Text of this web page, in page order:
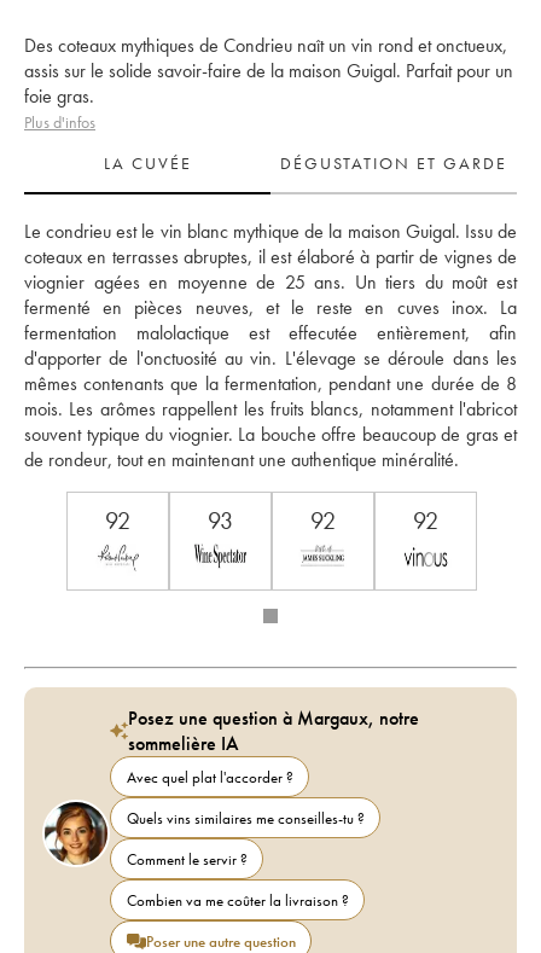
Des coteaux mythiques de Condrieu naît un vin rond et onctueux,
assis sur le solide savoir-faire de la maison Guigal. Parfait pour un
foie gras.
Plus d'infos
LA CUVÉE
DÉGUSTATION ET GARDE
Le condrieu est le vin blanc mythique de la maison Guigal. Issu de
coteaux en terrasses abruptes, il est élaboré à partir de vignes de
viognier agées en moyenne de 25 ans. Un tiers du moût est
fermenté en pièces neuves, et le reste en cuves inox. La
fermentation malolactique est effecutée entièrement, afin
d'apporter de l'onctuosité au vin. L'élevage se déroule dans les
mêmes contenants que la fermentation, pendant une durée de 8
mois. Les arômes rappellent les fruits blancs, notamment l'abricot
souvent typique du viognier. La bouche offre beaucoup de gras et
de rondeur, tout en maintenant une authentique minéralité.
92 93 92 92
Posez une question à Margaux, notre
sommelière IA
Avec quel plat l'accorder ?
Quels vins similaires me conseilles-tu ?
Comment le servir ?
Combien va me coûter la livraison ?
Poser une autre question